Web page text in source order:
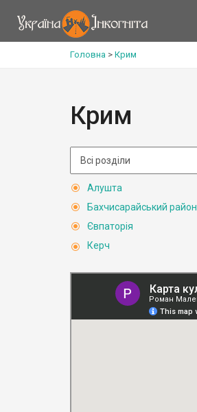
Головна > Крим
Крим
Алушта
Бахчисарайський район
Євпаторія
Керч